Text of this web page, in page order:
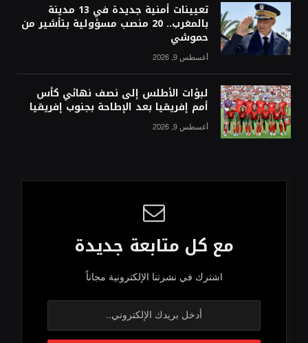
تعيينات أمنية جديدة في 13 مدينة
بالمغرب.. 20 منصب مسؤولية بتأشير من
حموشي
أغسطس 9, 2026
لبؤات الأطلس إلى نصف نهائي كأس
أمم إفريقيا بعد الإطاحة بجنوب إفريقيا
أغسطس 9, 2026
مع كل متابعة جديدة
اشترك في نشرتنا الإلكترونية مجاناً